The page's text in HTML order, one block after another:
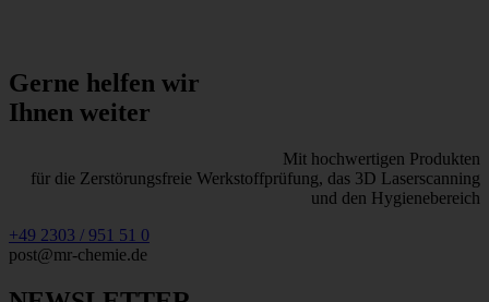
Gerne helfen wir
Ihnen weiter
Mit hochwertigen Produkten
für die Zerstörungsfreie Werkstoffprüfung, das 3D Laserscanning
und den Hygienebereich
+49 2303 / 951 51 0
post@mr-chemie.de